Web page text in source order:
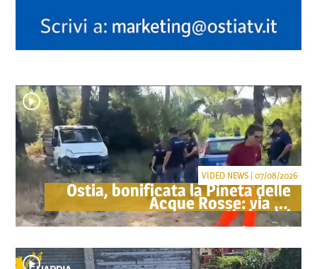
Ostia, bonificata la Pineta delle
Acque Rosse: via gli
accampamenti abusivi
VIDEO NEWS | 07/08/2026